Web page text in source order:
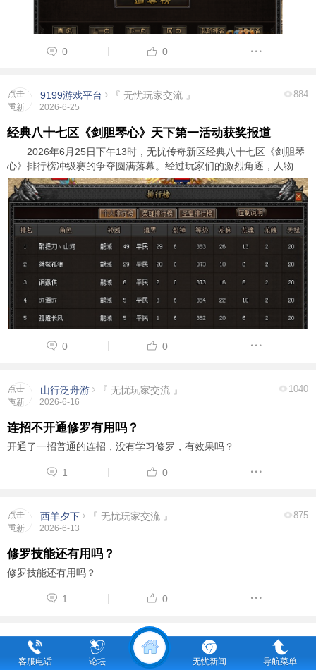
0 0
点击
重新
9199游戏平台 『 无忧玩家交流 』
2026-6-25
884
经典八十七区《剑胆琴心》天下第一活动获奖报道
2026年6月25日下午13时，无忧传奇新区经典八十七区《剑胆琴
心》排行榜冲级赛的争夺圆满落幕。经过玩家们的激烈角逐，人物玛
法群英榜前三名玩家脱颖而出，成功斩获了游戏内顶级装备奖励和广
大玩家的尊敬与认可。以下是详细的获奖信息 ...
0 0
点击
重新
山行泛舟游 『 无忧玩家交流 』
2026-6-16
1040
连招不开通修罗有用吗？
开通了一招普通的连招，没有学习修罗，有效果吗？
1 0
点击
重新
西羊夕下 『 无忧玩家交流 』
2026-6-13
875
修罗技能还有用吗？
修罗技能还有用吗？
1 0
加载
无限大招 『 无忧玩家交流 』
2026-6-15
客服电话 论坛 无忧新闻 导航菜单